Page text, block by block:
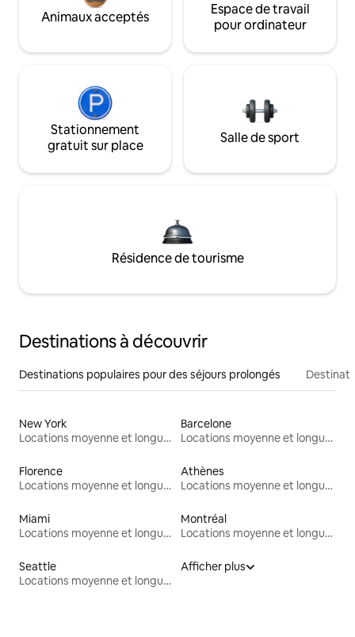
Animaux acceptés
Espace de travail
pour ordinateur
Stationnement
gratuit sur place
Salle de sport
Résidence de tourisme
Destinations à découvrir
Destinations populaires pour des séjours prolongés
New York
Locations moyenne et longue durée
Barcelone
Locations moyenne et longue durée
Florence
Locations moyenne et longue durée
Athènes
Locations moyenne et longue durée
Miami
Locations moyenne et longue durée
Montréal
Locations moyenne et longue durée
Seattle
Locations moyenne et longue durée
Afficher plus